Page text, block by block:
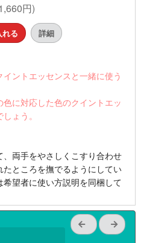
円)
れる 詳細
ントエッセンスと一緒に使う
に対応した色のクイントエッ
ょう。
両手をやさしくこすり合わせ
ところを撫でるようにしてい
望者に使い方説明を同梱して